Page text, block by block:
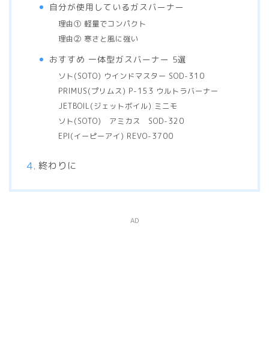
自分が使用しているガスバーナー
理由① 軽量でコンパクト
理由② 寒さと風に強い
おすすめ 一体型ガスバーナー 5選
ソト(SOTO) ウインドマスター SOD-310
PRIMUS(プリムス) P-153 ウルトラバーナー
JETBOIL(ジェットボイル) ミニモ
ソト(SOTO) アミカス SOD-320
EPI(イーピーアイ) REVO-3700
終わりに
AD